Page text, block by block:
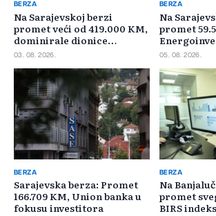
BERZA
Na Sarajevskoj berzi
promet veći od 419.000 KM,
dominirale dionice
Privredne banke Sarajevo
03. 08. 2026.
BERZA
Na
promet
najveći
05. 08. 2026.
BERZA
Sarajevska berza: Promet
166.709 KM, Union banka u
fokusu investitora
BERZA
Na
promet
BIRS